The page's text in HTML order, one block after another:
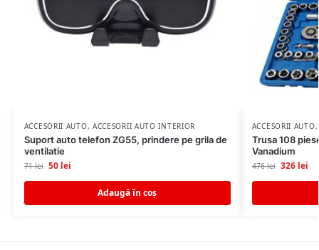
ACCESORII AUTO, ACCESORII AUTO INTERIOR
Suport auto telefon ZG55, prindere pe grila de
ventilatie
71lei 50 lei
Adaugă în coș
ACCESORII AUTO
Trusa 108
Vanadium
476lei 326 lei